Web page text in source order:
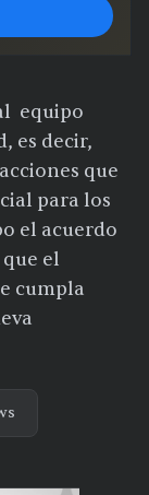
equipo
es decir,
que
para los
el acuerdo
el
cumpla